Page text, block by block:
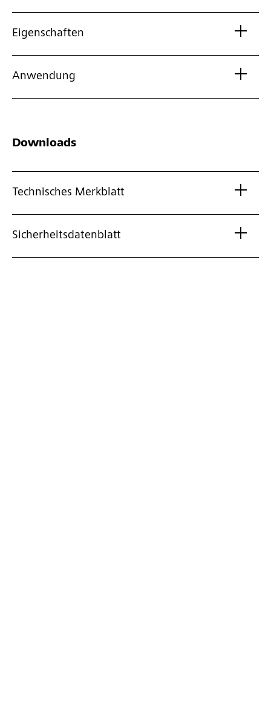
Eigenschaften
Anwendung
Downloads
Technisches Merkblatt
Sicherheitsdatenblatt